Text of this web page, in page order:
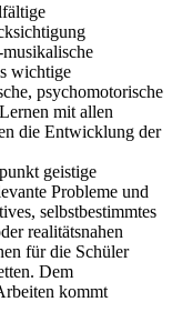
wichtige
psychomotorische
mit allen
die Entwicklung der
geistige
Probleme und
selbstbestimmtes
realitätsnahen
für die Schüler
Dem
kommt